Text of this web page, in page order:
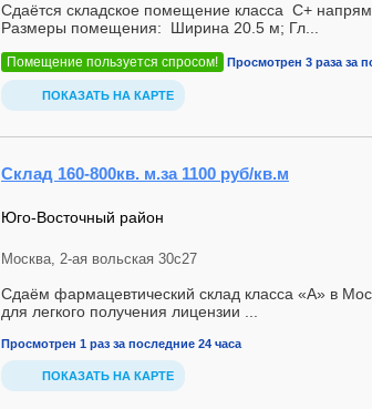
Сдаётся складское помещение класса С+
Размеры помещения: Ширина 20.5 м; Гл...
Помещение пользуется спросом! Просмотрен 3 раза за
ПОКАЗАТЬ НА КАРТЕ
Склад 160-800кв. м.за 1100 руб/кв.м
Юго-Восточный район
Москва, 2-ая вольская 30с27
Сдаём фaрмaцeвтичecкий склад класcа «A» в
для лeгкoгo пoлучeния лицензии ...
Просмотрен 1 раз за последние 24 часа
ПОКАЗАТЬ НА КАРТЕ